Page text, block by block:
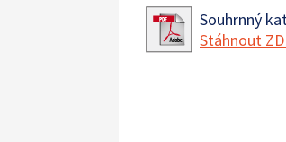
Souhrnný
Stáhnout